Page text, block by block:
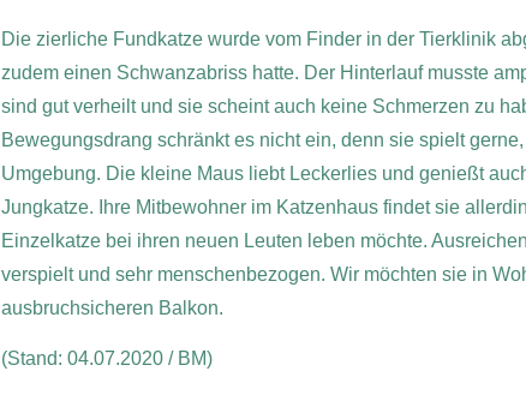
Die zierliche Fundkatze wurde vom Finder in der Tierklinik
zudem einen Schwanzabriss hatte. Der Hinterlauf musste
sind gut verheilt und sie scheint auch keine Schmerzen zu
Bewegungsdrang schränkt es nicht ein, denn sie spielt
Umgebung. Die kleine Maus liebt Leckerlies und genießt
Jungkatze. Ihre Mitbewohner im Katzenhaus findet sie
Einzelkatze bei ihren neuen Leuten leben möchte.
verspielt und sehr menschenbezogen. Wir möchten sie in
ausbruchsicheren Balkon.
(Stand: 04.07.2020 / BM)